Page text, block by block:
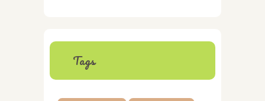
Tags